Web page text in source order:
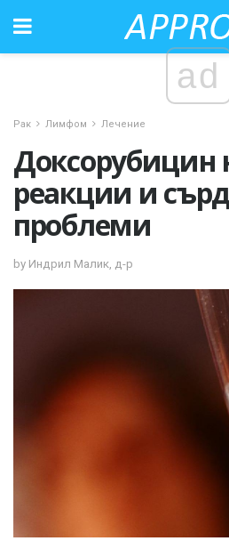
ad
Рак Лимфом Лечение
Доксорубицин
реакции и
проблеми
by Индрил Малик, д-р